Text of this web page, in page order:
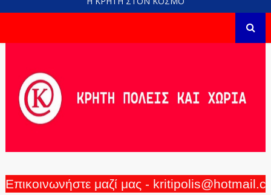
Επικοινωνήστε μαζί μας -